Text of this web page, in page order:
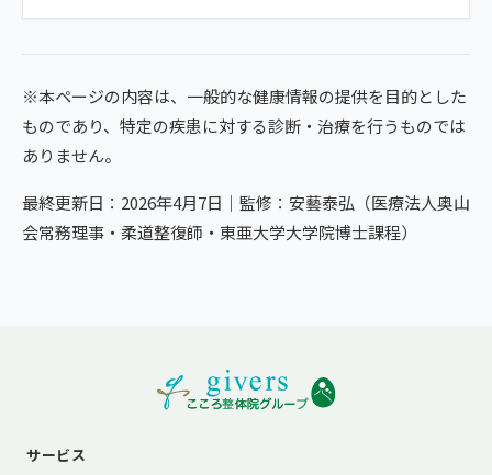
※本ページの内容は、一般的な健康情報の提供を目的とした
ものであり、特定の疾患に対する診断・治療を行うものでは
ありません。
最終更新日：2026年4月7日｜監修：安藝泰弘（医療法人奥山
会常務理事・柔道整復師・東亜大学大学院博士課程）
サービス